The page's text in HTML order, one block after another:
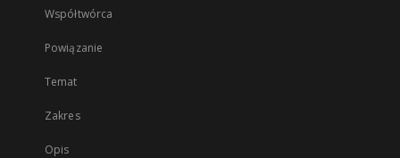
Współtwórca
Powiązanie
Temat
Zakres
Opis